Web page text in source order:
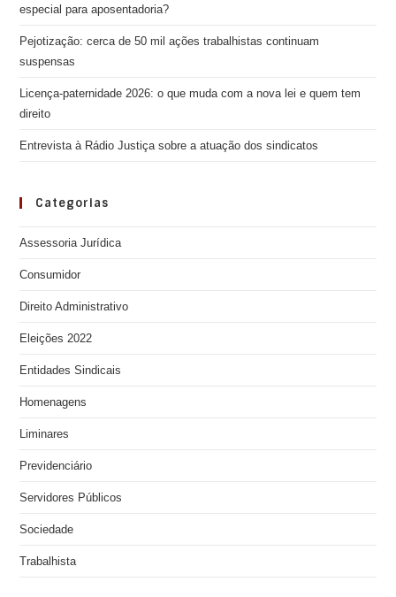
especial para aposentadoria?
Pejotização: cerca de 50 mil ações trabalhistas continuam
suspensas
Licença-paternidade 2026: o que muda com a nova lei e quem tem
direito
Entrevista à Rádio Justiça sobre a atuação dos sindicatos
Categorias
Assessoria Jurídica
Consumidor
Direito Administrativo
Eleições 2022
Entidades Sindicais
Homenagens
Liminares
Previdenciário
Servidores Públicos
Sociedade
Trabalhista